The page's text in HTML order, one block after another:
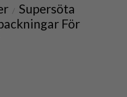
/ Supersöta
För